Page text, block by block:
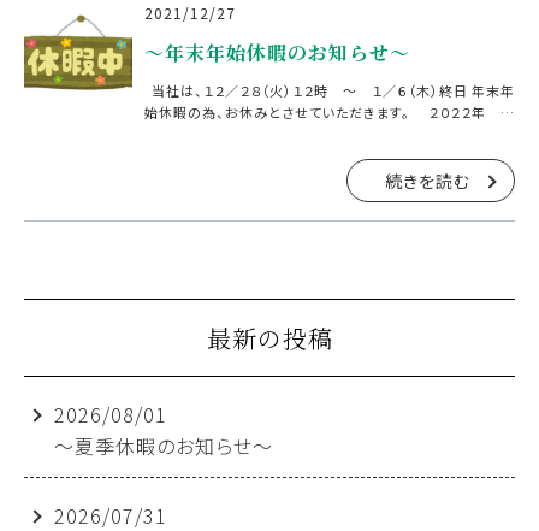
2021/12/27
～年末年始休暇のお知らせ～
当社は、１２／２８（火）１２時 ～ １／６（木）終日 年末年
始休暇の為、お休みとさせていただきます。 ２０２２年 １
続きを読む
最新の投稿
2026/08/01
～夏季休暇のお知らせ～
2026/07/31